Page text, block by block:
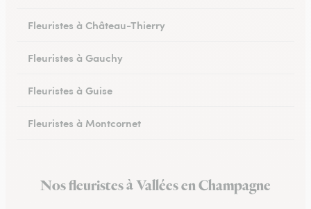
Fleuristes à Château-Thierry
Fleuristes à Gauchy
Fleuristes à Guise
Fleuristes à Montcornet
Fleuristes à Chauny
Nos fleuristes à Vallées en Champagne